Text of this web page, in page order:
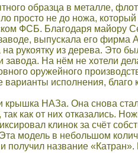
образца в металле,
просто не до ножа,
ФСБ. Благодаря майору
выпускала его фирма
рукоятку из дерева. Это
завода. На нём не хотели
оружейного
исполнения, благо
крышка НАЗа. Она снова
так как от них отказались.
клинок за счёт
модель в небольшом
получил название